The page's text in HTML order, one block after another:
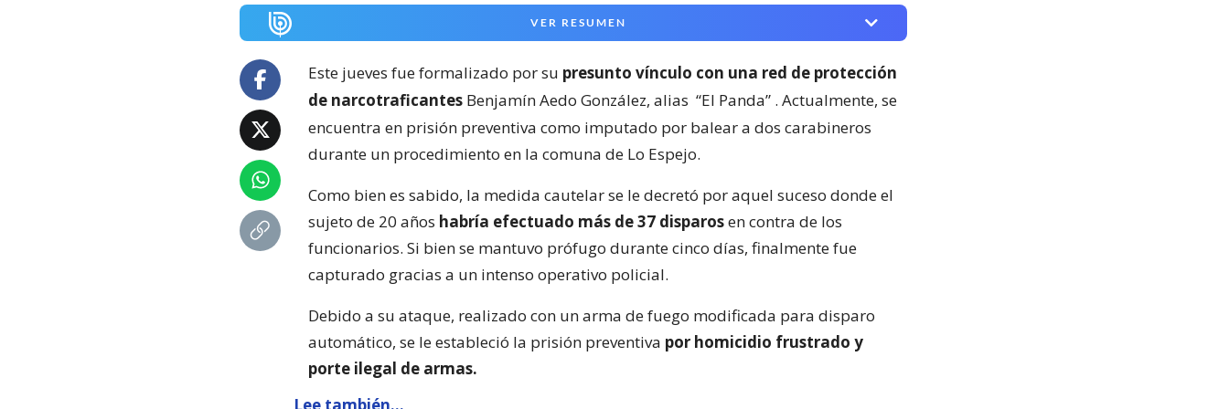
VER RESUMEN
Este jueves fue formalizado por su presunto vínculo con una red de protección
de narcotraficantes Benjamín Aedo González, alias “El Panda” . Actualmente, se
encuentra en prisión preventiva como imputado por balear a dos carabineros
durante un procedimiento en la comuna de Lo Espejo.
Como bien es sabido, la medida cautelar se le decretó por aquel suceso donde el
sujeto de 20 años habría efectuado más de 37 disparosen contra de los
funcionarios. Si bien se mantuvo prófugo durante cinco días, finalmente fue
capturado gracias a un intenso operativo policial.
Debido a su ataque, realizado con un arma de fuego modificada para disparo
automático, se le estableció la prisión preventiva por homicidio frustrado y
porte ilegal de armas.
Lee también...